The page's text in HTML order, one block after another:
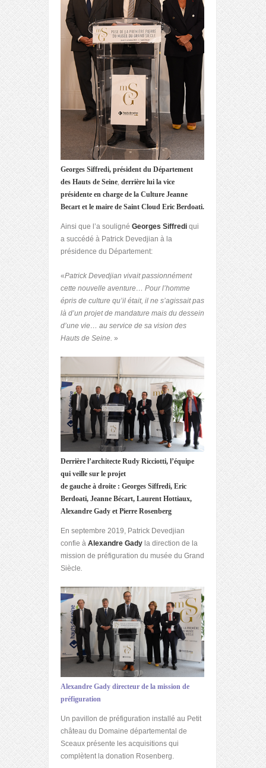
Georges Siffredi, président du Département
des Hauts de Seine, derrière lui la vice
présidente en charge de la Culture Jeanne
Becart et le maire de Saint Cloud Eric Berdoati.
Ainsi que l’a souligné Georges Siffredi qui
a succédé à Patrick Devedjian à la
présidence du Département:
«Patrick Devedjian vivait passionnément
cette nouvelle aventure… Pour l’homme
épris de culture qu’il était, il ne s’agissait pas
là d’un projet de mandature mais du dessein
d’une vie… au service de sa vision des
Hauts de Seine. »
Derrière l’architecte Rudy Ricciotti, l’équipe
qui veille sur le projet
de gauche à droite : Georges Siffredi, Eric
Berdoati, Jeanne Bécart, Laurent Hottiaux,
Alexandre Gady et Pierre Rosenberg
En septembre 2019, Patrick Devedjian
confie à Alexandre Gady la direction de la
mission de préfiguration du musée du Grand
Siècle.
Alexandre Gady directeur de la mission de
préfiguration
Un pavillon de préfiguration installé au Petit
château du Domaine départemental de
Sceaux présente les acquisitions qui
complètent la donation Rosenberg.